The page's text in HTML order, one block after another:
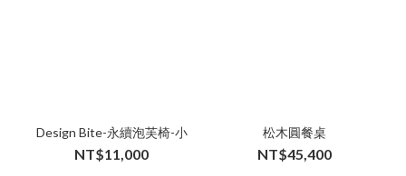
Design Bite-永續泡芙椅-小
NT$11,000
松木圓餐桌
NT$45,400